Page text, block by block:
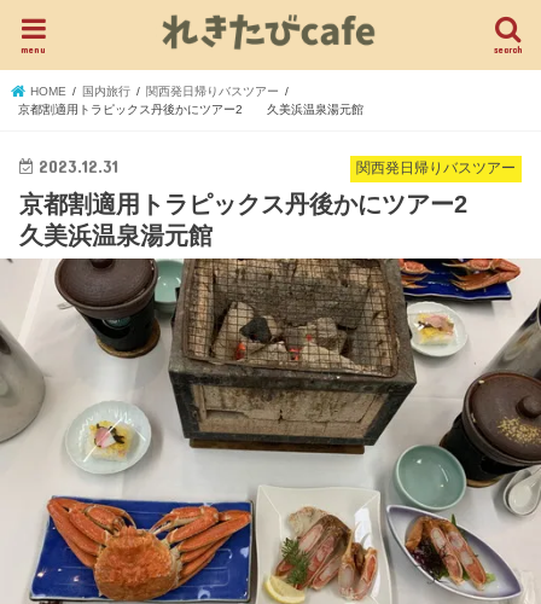
search
menu
HOME 国内旅行
関西発日帰りバスツアー
京都割適用トラピックス丹後かにツアー2 久美浜温泉湯元館
関西発日帰りバスツアー
2023.12.31
京都割適用トラピックス丹後かにツアー2
久美浜温泉湯元館